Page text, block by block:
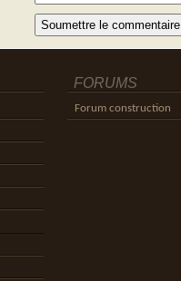
FORUMS
Forum construction